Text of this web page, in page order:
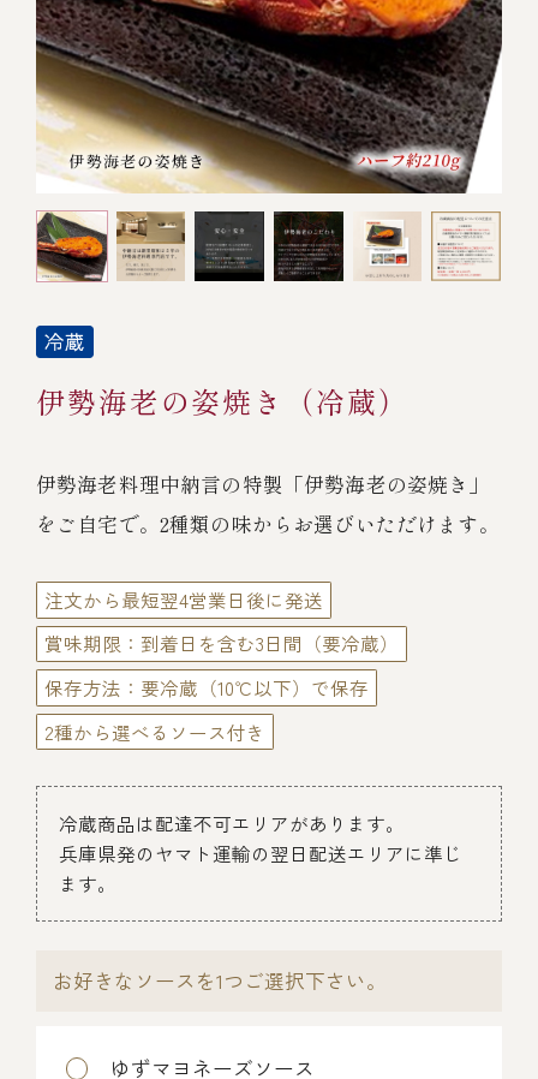
ご結婚式 1.5次会・
二次会
オンライン通販
(造り/焼物/蒸し/ボイル伊勢海老)
(ごちそう重/誕生日重/還暦重/お食い初め重)
(中納言/鉄板焼ひかり)
（中納言厨房）
弁当宅配・仕出し
鉄板焼 ひかり
製薬会社・MR
企業情報
サイトマップ
ご意見・お問合せ
お造り（お刺身）
焼物
蒸し
ボイル伊勢海老
全ての商品を見る
ごちそう重
還暦重
誕生日重
おせち
全ての商品を見る
生おせち
おせち冷凍
海鮮鍋
海鮮ＢＢＱ
調味料
お味噌汁
レストラン商品
鉄板焼ひかり
中納言
お弁当（冷凍）
その他
価格で探す
～￥2,999
￥3,000～￥4,999
伊勢海老の姿焼き（冷蔵）
伊勢海老料理中納言の特製「伊勢海老の姿焼き」
をご自宅で。2種類の味からお選びいただけます。
注文から最短翌4営業日後に発送
賞味期限：到着日を含む3日間（要冷蔵）
保存方法：要冷蔵（10℃以下）で保存
2種から選べるソース付き
冷蔵商品は配達不可エリアがあります。
兵庫県発のヤマト運輸の翌日配送エリアに準じ
ます。
お好きなソースを1つご選択下さい。
ゆずマヨネーズソース